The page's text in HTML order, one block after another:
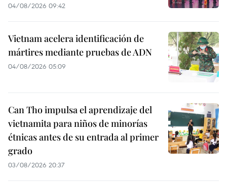
04/08/2026 09:42
Vietnam acelera identificación de
mártires mediante pruebas de ADN
04/08/2026 05:09
Can Tho impulsa el aprendizaje del
vietnamita para niños de minorías
étnicas antes de su entrada al primer
grado
03/08/2026 20:37